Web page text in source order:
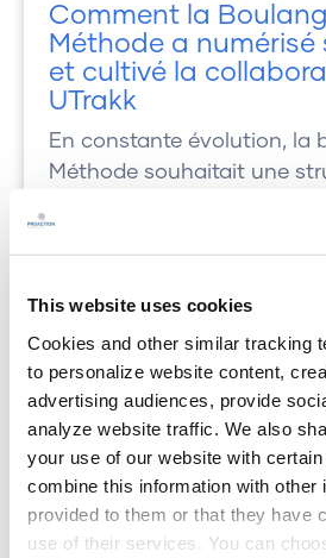
This website uses cookies
Cookies and other similar tracking
to personalize website content,
advertising audiences, provide
analyze website traffic. We also
your use of our website with
combine this information with other
provided to them or that they have
use of their services. You can
Comment la
Méthode a numérisé
et cultivé la
UTrakk
En constante évolution, la
Méthode souhaitait une
gestion basée sur une
des processus optimisés
valeurs fondamentales
Articles